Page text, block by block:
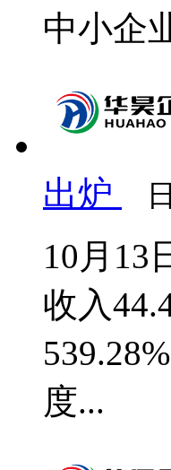
中小企
出炉
10月13
收入
度...